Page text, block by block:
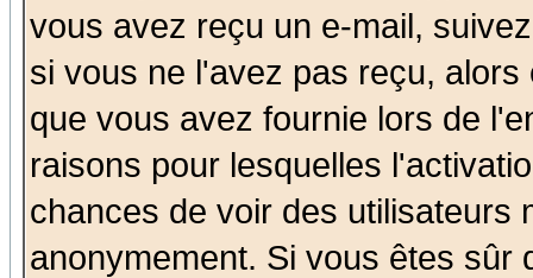
vous avez reçu un e-mail,
si vous ne l'avez pas reçu,
que vous avez fournie lors de
raisons pour lesquelles
chances de voir des utilisateurs
anonymement. Si vous êtes sûr